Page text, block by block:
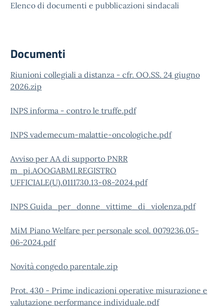
Elenco di documenti e pubblicazioni sindacali
Documenti
Riunioni collegiali a distanza - cfr. OO.SS. 24 giugno
2026.zip
INPS informa - contro le truffe.pdf
INPS vademecum-malattie-oncologiche.pdf
Avviso per AA di supporto PNRR
m_pi.AOOGABMI.REGISTRO
UFFICIALE(U).0111730.13-08-2024.pdf
INPS Guida_per_donne_vittime_di_violenza.pdf
MiM Piano Welfare per personale scol. 0079236.05-
06-2024.pdf
Novità congedo parentale.zip
Prot. 430 - Prime indicazioni operative misurazione e
valutazione performance individuale.pdf